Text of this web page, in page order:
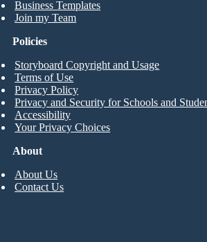
Business Templates
Join my Team
About
About Us
Contact Us
Policies
Storyboard Copyright and Usage
Terms of Use
Privacy Policy
Privacy and Security for Schools and
Accessibility
Your Privacy Choices